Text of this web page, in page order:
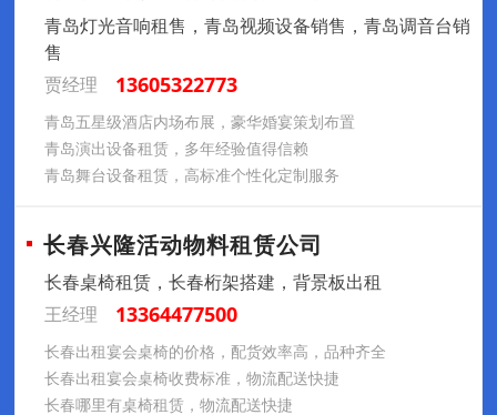
青岛灯光音响租售，青岛视频设备销售，青岛调音台销
售
贾经理
13605322773
青岛五星级酒店内场布展，豪华婚宴策划布置
青岛演出设备租赁，多年经验值得信赖
青岛舞台设备租赁，高标准个性化定制服务
长春兴隆活动物料租赁公司
长春桌椅租赁，长春桁架搭建，背景板出租
王经理
13364477500
长春出租宴会桌椅的价格，配货效率高，品种齐全
长春出租宴会桌椅收费标准，物流配送快捷
长春哪里有桌椅租赁，物流配送快捷